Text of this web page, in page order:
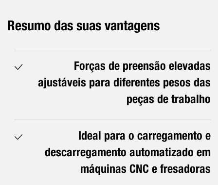
Resumo das suas vantagens
Forças de preensão elevadas
ajustáveis para diferentes pesos das
peças de trabalho
Ideal para o carregamento e
descarregamento automatizado em
máquinas CNC e fresadoras